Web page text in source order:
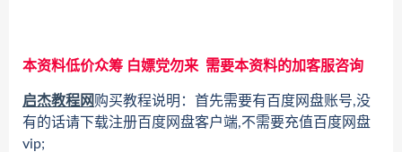
本资料低价众筹 白嫖党勿来 需要本资料的加客服咨询
启杰教程网购买教程说明：首先需要有百度网盘账号,没
有的话请下载注册百度网盘客户端,不需要充值百度网盘
vip;